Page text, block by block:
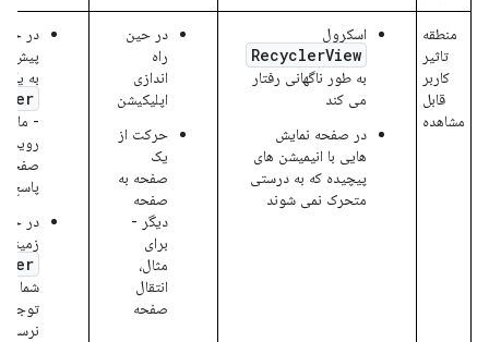
منطقه
تاثیر
کاربر
قابل
مشاهده
اسکرول
RecyclerView
به طور ناگهانی رفتار
می کند
در صفحه نمایش
هایی با انیمیشن های
پیچیده که به درستی
متحرک نمی شوند
در حین
راه
اندازی
اپلیکیشن
حرکت از
یک
صفحه به
صفحه
دیگر -
برای
مثال،
انتقال
صفحه
در
پیش
به یک
-
صفحه
پاسخ
در
زمینه
شما
توجهی